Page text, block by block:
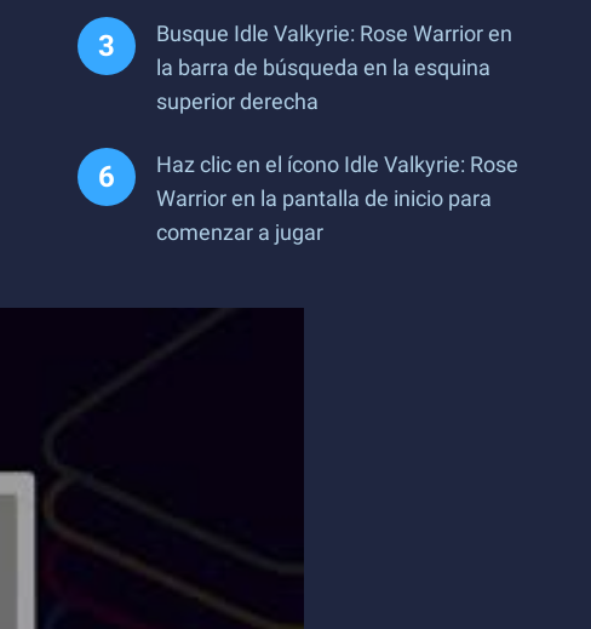
Busque Idle Valkyrie: Rose Warrior en
la barra de búsqueda en la esquina
superior derecha
Haz clic en el ícono Idle Valkyrie: Rose
Warrior en la pantalla de inicio para
comenzar a jugar